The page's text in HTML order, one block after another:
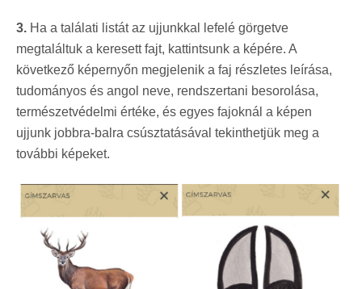
3. Ha a találati listát az ujjunkkal lefelé görgetve
megtaláltuk a keresett fajt, kattintsunk a képére. A
következő képernyőn megjelenik a faj részletes leírása,
tudományos és angol neve, rendszertani besorolása,
természetvédelmi értéke, és egyes fajoknál a képen
ujjunk jobbra-balra csúsztatásával tekinthetjük meg a
további képeket.